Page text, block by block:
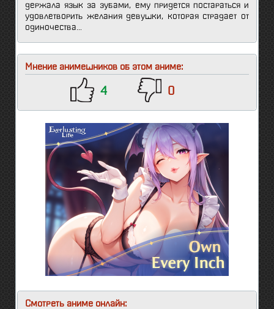
держала язык за зубами, ему придется постараться и
удовлетворить желания девушки, которая страдает от
одиночества…
Мнение анимешников об этом аниме:
4 0
Смотреть аниме онлайн: